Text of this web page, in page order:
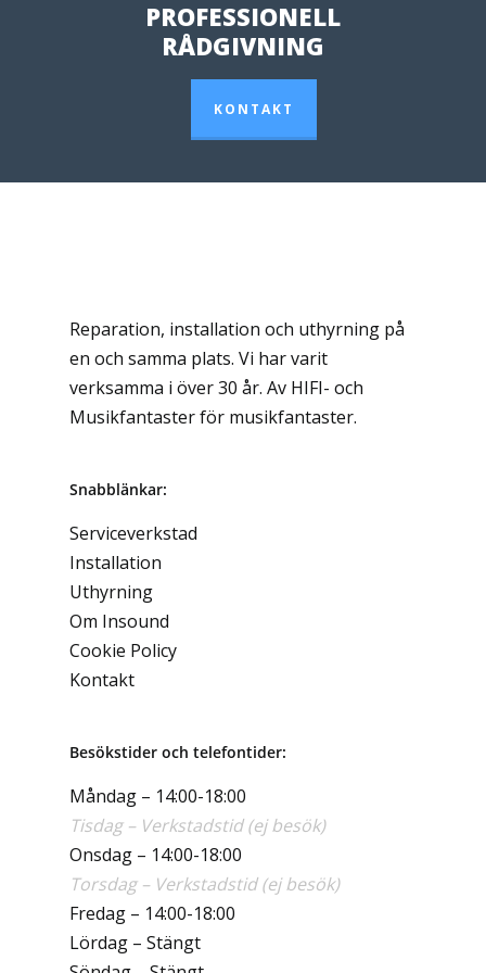
PROFESSIONELL
RÅDGIVNING
KONTAKT
Reparation, installation och uthyrning på
en och samma plats. Vi har varit
verksamma i över 30 år. Av HIFI- och
Musikfantaster för musikfantaster.
Snabblänkar:
Serviceverkstad
Installation
Uthyrning
Om Insound
Cookie Policy
Kontakt
Besökstider och telefontider:
Måndag – 14:00-18:00
Tisdag – Verkstadstid (ej besök)
Onsdag – 14:00-18:00
Torsdag – Verkstadstid (ej besök)
Fredag – 14:00-18:00
Lördag – Stängt